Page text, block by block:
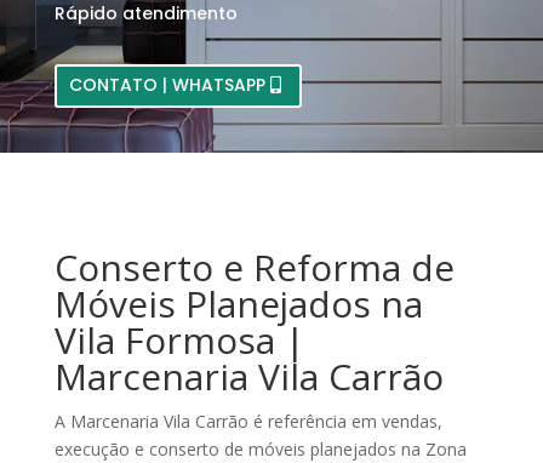
Rápido atendimento
CONTATO | WHATSAPP
Conserto e Reforma de
Móveis Planejados na
Vila Formosa |
Marcenaria Vila Carrão
A Marcenaria Vila Carrão é referência em vendas,
execução e conserto de móveis planejados na Zona